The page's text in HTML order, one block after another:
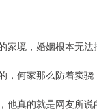
家境，婚姻根本无法
，何家那么防着窦骁
他真的就是网友所说